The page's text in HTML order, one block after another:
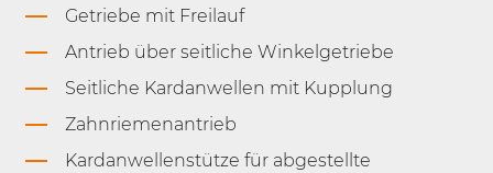
Getriebe mit Freilauf
Antrieb über seitliche Winkelgetriebe
Seitliche Kardanwellen mit Kupplung
Zahnriemenantrieb
Kardanwellenstütze für abgestellte